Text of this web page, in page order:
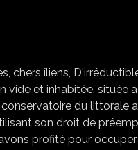
chers îliens,
et inhabitée, située
conservatoire du littorale
son droit de
profité pour